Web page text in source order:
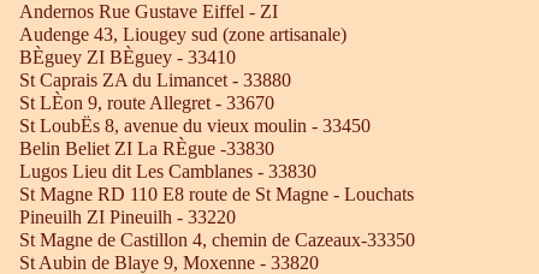
Andernos Rue Gustave Eiffel - ZI
Audenge 43, Liougey sud (zone artisanale)
BÈguey ZI BÈguey - 33410
St Caprais ZA du Limancet - 33880
St LÈon 9, route Allegret - 33670
St LoubËs 8, avenue du vieux moulin - 33450
Belin Beliet ZI La RÈgue -33830
Lugos Lieu dit Les Camblanes - 33830
St Magne RD 110 E8 route de St Magne - Louchats
Pineuilh ZI Pineuilh - 33220
St Magne de Castillon 4, chemin de Cazeaux-33350
St Aubin de Blaye 9, Moxenne - 33820